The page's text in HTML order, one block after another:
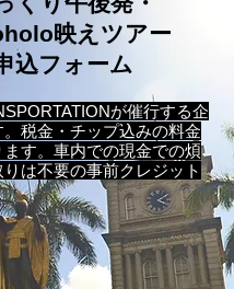
映えツアー
込フォーム
が催行する企
税金・チップ込みの料金
す。車内での現金での煩
は不要の事前クレジット